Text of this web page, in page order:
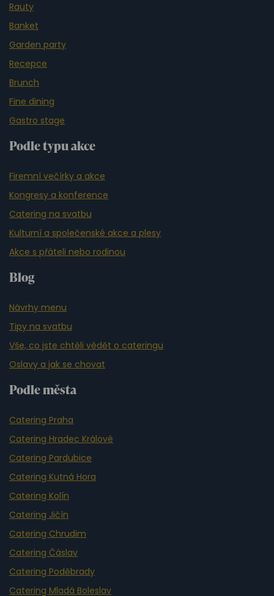
Rauty
Banket
Garden party
Recepce
Brunch
Fine dining
Gastro stage
Podle typu akce
Firemní večírky a akce
Kongresy a konference
Catering na svatbu
Kulturní a společenské akce a plesy
Akce s přáteli nebo rodinou
Blog
Návrhy menu
Tipy na svatbu
Vše, co jste chtěli vědět o cateringu
Oslavy a jak se chovat
Podle města
Catering Praha
Catering Hradec Králové
Catering Pardubice
Catering Kutná Hora
Catering Kolín
Catering Jičín
Catering Chrudim
Catering Čáslav
Catering Poděbrady
Catering Mladá Boleslav